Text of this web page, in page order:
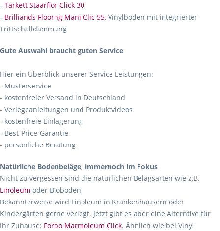
- Tarkett Staarflor Click 30
- Brilliands Floorng Mani Clic 55, Vinylboden mit integrierter
Trittschalldämmung
Gute Auswahl braucht guten Service
Hier ein Überblick unserer Service Leistungen:
- Musterservice
- kostenfreier Versand in Deutschland
- Verlegeanleitungen und Produktvideos
- kostenfreie Einlagerung
- Best-Price-Garantie
- persönliche Beratung
Natürliche Bodenbeläge, immernoch im Fokus
Nicht zu vergessen sind die natürlichen Belagsarten wie z.B.
Linoleum oder Bioböden.
Bekannterweise wird Linoleum in Krankenhäusern oder
Kindergärten gerne verlegt. Jetzt gibt es aber eine Alterntive für
Ihr Zuhause: Forbo Marmoleum Click. Ähnlich wie bei Vinyl